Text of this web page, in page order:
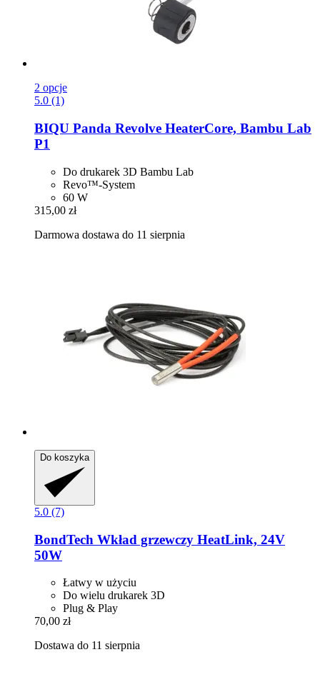
2 opcje
5.0 (1)
BIQU Panda Revolve HeaterCore, Bambu Lab
P1
Do drukarek 3D Bambu Lab
Revo™-System
60 W
315,00 zł
Darmowa dostawa do 11 sierpnia
Do koszyka
5.0 (7)
BondTech Wkład grzewczy HeatLink, 24V
50W
Łatwy w użyciu
Do wielu drukarek 3D
Plug & Play
70,00 zł
Dostawa do 11 sierpnia